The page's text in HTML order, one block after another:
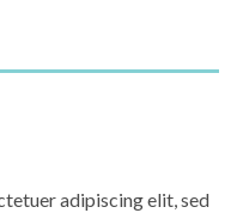
adipiscing elit, sed